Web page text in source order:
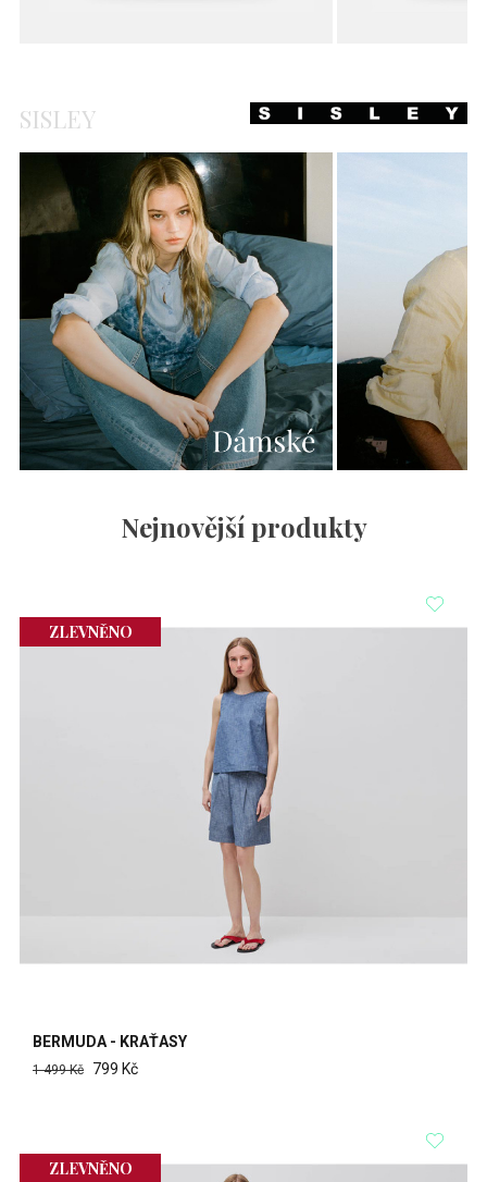
SISLEY
Nejnovější produkty
ZLEVNĚNO
BERMUDA - KRAŤASY
1 499 Kč 799 Kč
ZLEVNĚNO